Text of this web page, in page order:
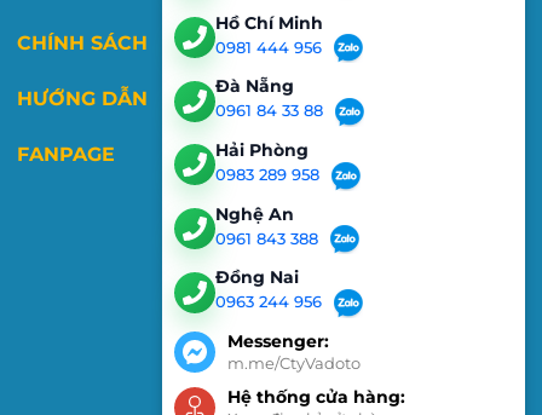
CHÍNH SÁCH
HƯỚNG DẪN
FANPAGE
Hồ Chí Minh
0981 444 956
Đà Nẵng
0961 84 33 88
Hải Phòng
0983 289 958
Nghệ An
0961 843 388
Đồng Nai
0963 244 956
Messenger:
m.me/CtyVadoto
Hệ thống cửa hàng: